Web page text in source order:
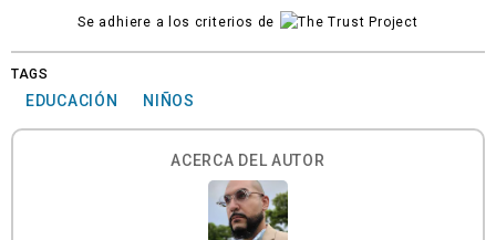
Se adhiere a los criterios de
TAGS
EDUCACIÓN NIÑOS
ACERCA DEL AUTOR